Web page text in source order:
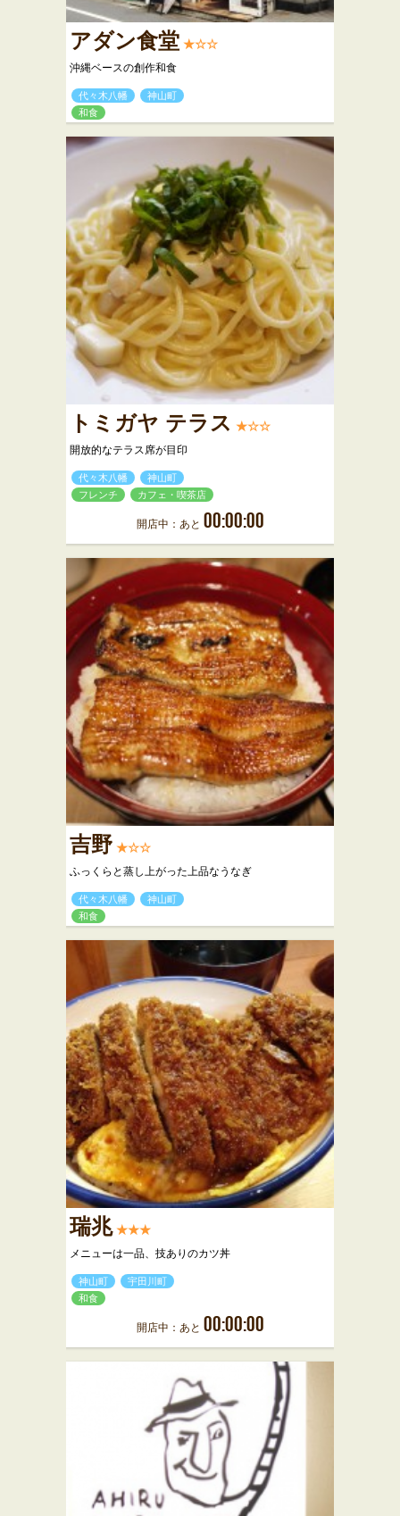
アダン食堂 ★☆☆
沖縄ベースの創作和食
代々木八幡
神山町
和食
トミガヤ テラス ★☆☆
開放的なテラス席が目印
代々木八幡
神山町
フレンチ
カフェ・喫茶店
開店中：あと 00:00:00
吉野 ★☆☆
ふっくらと蒸し上がった上品なうなぎ
代々木八幡
神山町
和食
瑞兆 ★★★
メニューは一品、技ありのカツ丼
神山町
宇田川町
和食
開店中：あと 00:00:00